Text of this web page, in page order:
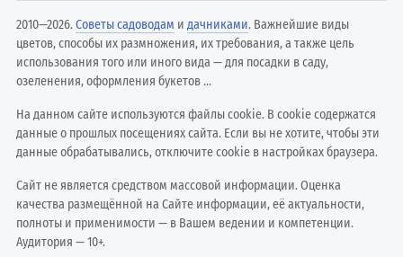
2010—2026.Советы садоводам идачниками. Важнейшие виды
цветов, способы их размножения, их требования, а также цель
использования того или иного вида — для посадки в саду,
озеленения, оформления букетов ...
На данном сайте используются файлы cookie. В cookie содержатся
данные о прошлых посещениях сайта. Если вы не хотите, чтобы эти
данные обрабатывались, отключите cookie в настройках браузера.
Сайт не является средством массовой информации. Оценка
качества размещённой на Сайте информации, её актуальности,
полноты и применимости — в Вашем ведении и компетенции.
Аудитория — 10+.